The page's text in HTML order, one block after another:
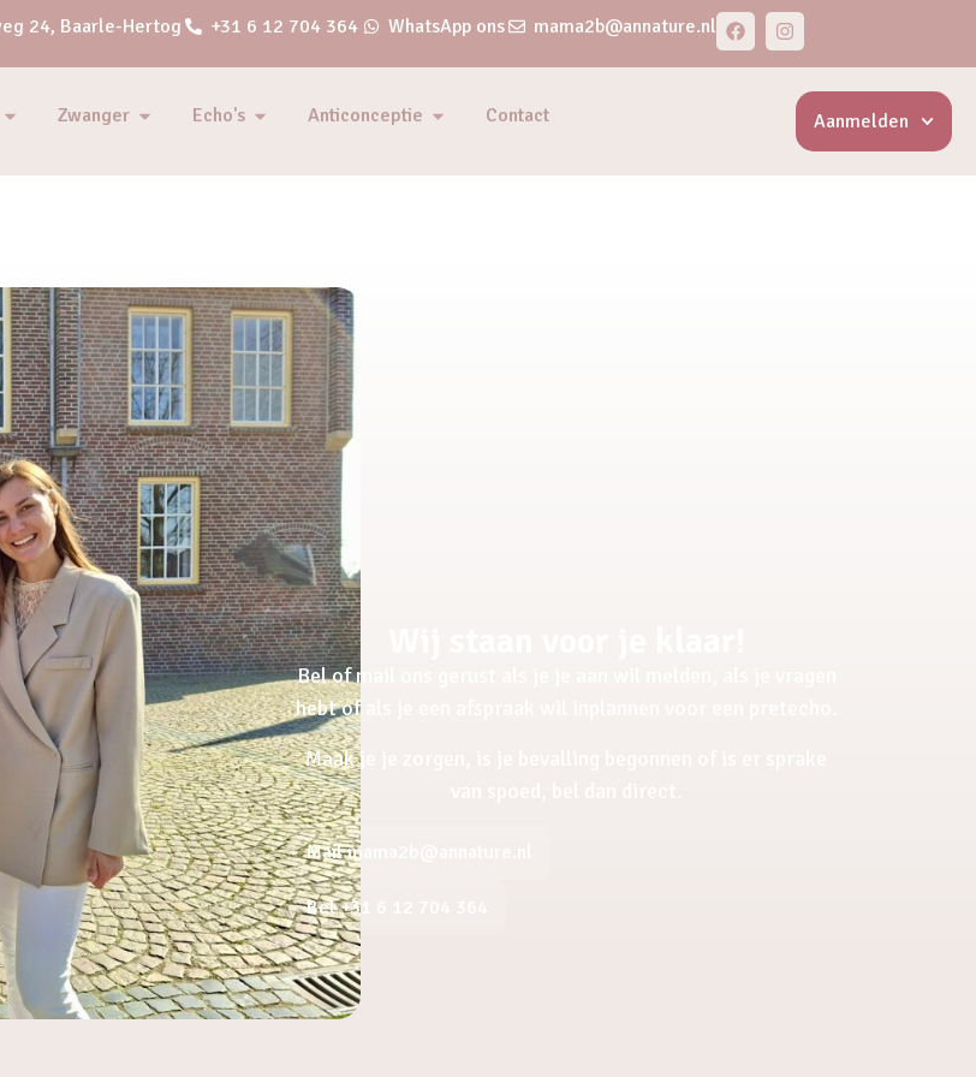
24, Baarle-Hertog +31 6 12 704 364 WhatsApp ons mama2b@annature.nl
Zwanger Echo's Anticonceptie Contact Aanmelden
Bel of mail ons gerust als je je aan wil melden, als je vragen
hebt of als je een afspraak wil inplannen voor een pretecho.
Maak je je zorgen, is je bevalling begonnen of is er sprake
Mail mama2b@annature.nl
Bel +31 6 12 704 364